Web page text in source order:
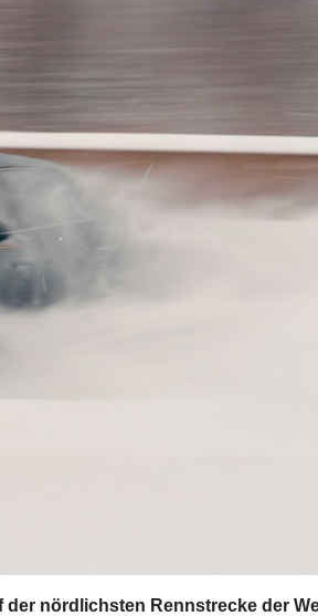
der nördlichsten Rennstrecke der